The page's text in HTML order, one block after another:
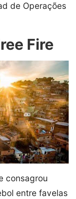
de Operações
Fire
consagrou
entre favelas